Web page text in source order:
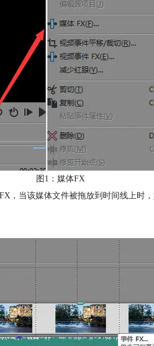
图1：媒体FX
，当该媒体文件被拖放到时间线上时